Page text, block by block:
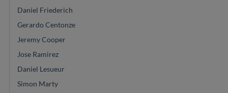
Daniel Friederich
Gerardo Centonze
Jeremy Cooper
Jose Ramirez
Daniel Lesueur
Simon Marty